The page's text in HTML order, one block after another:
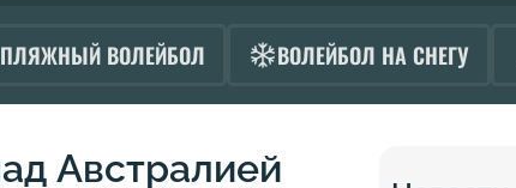
ПЛЯЖНЫЙ ВОЛЕЙБОЛ ВОЛЕЙБОЛ НА СНЕГУ
Австралией